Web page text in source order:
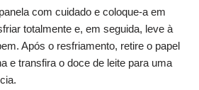
com cuidado e coloque-a em
totalmente e, em seguida, leve à
Após o resfriamento, retire o papel
e transfira o doce de leite para uma